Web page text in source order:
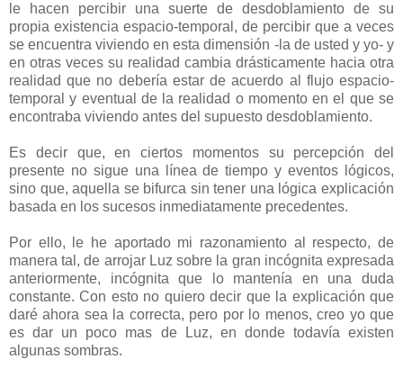
le hacen percibir una suerte de desdoblamiento de su
propia existencia espacio-temporal, de percibir que a veces
se encuentra viviendo en esta dimensión -la de usted y yo- y
en otras veces su realidad cambia drásticamente hacia otra
realidad que no debería estar de acuerdo al flujo espacio-
temporal y eventual de la realidad o momento en el que se
encontraba viviendo antes del supuesto desdoblamiento.
Es decir que, en ciertos momentos su percepción del
presente no sigue una línea de tiempo y eventos lógicos,
sino que, aquella se bifurca sin tener una lógica explicación
basada en los sucesos inmediatamente precedentes.
Por ello, le he aportado mi razonamiento al respecto, de
manera tal, de arrojar Luz sobre la gran incógnita expresada
anteriormente, incógnita que lo mantenía en una duda
constante. Con esto no quiero decir que la explicación que
daré ahora sea la correcta, pero por lo menos, creo yo que
es dar un poco mas de Luz, en donde todavía existen
algunas sombras.